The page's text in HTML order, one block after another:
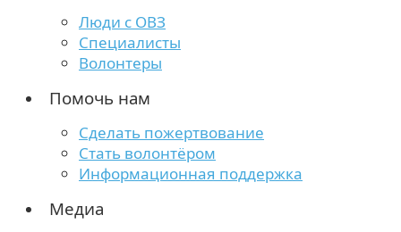
Люди с ОВЗ
Специалисты
Волонтеры
Помочь нам
Сделать пожертвование
Стать волонтёром
Информационная поддержка
Медиа